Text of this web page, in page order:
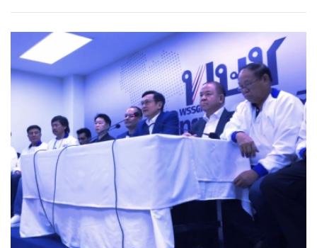
ค้นหา
SHARE TWEET EMAIL